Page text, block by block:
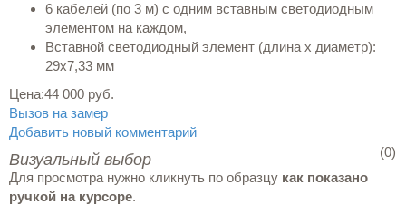
6 кабелей (по 3 м) с одним вставным светодиодным
элементом на каждом,
Вставной светодиодный элемент (длина х диаметр):
29х7,33 мм
Цена:44 000 руб.
Вызов на замер
Добавить новый комментарий
(0)
Визуальный выбор
Для просмотра нужно кликнуть по образцу как показано
ручкой на курсоре.